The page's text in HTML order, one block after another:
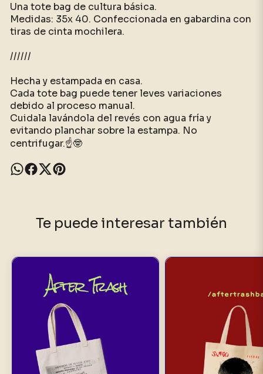
Una tote bag de cultura básica.
Medidas: 35x 40. Confeccionada en gabardina con
tiras de cinta mochilera.
//////
Hecha y estampada en casa.
Cada tote bag puede tener leves variaciones
debido al proceso manual.
Cuidala lavándola del revés con agua fría y
evitando planchar sobre la estampa. No
centrifugar.☝️🤓
Te puede interesar también